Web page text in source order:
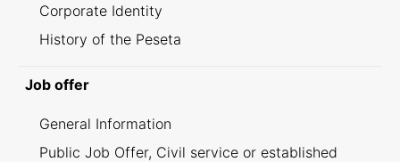
Corporate Identity
History of the Peseta
Job offer
General Information
Public Job Offer, Civil service or established